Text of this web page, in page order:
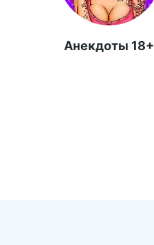
Анекдоты 18+